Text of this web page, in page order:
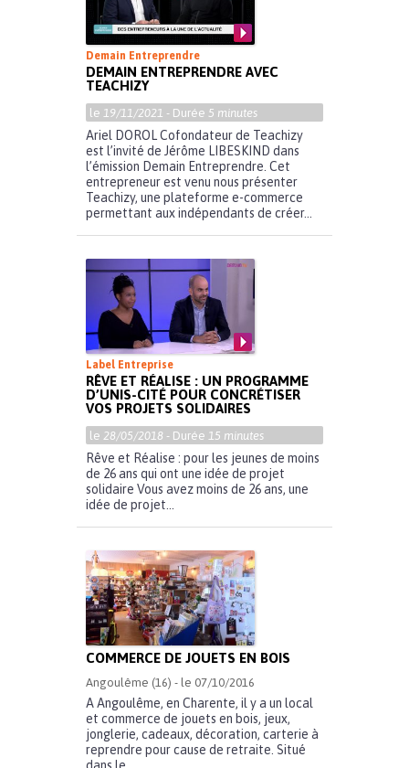
Demain Entreprendre
DEMAIN ENTREPRENDRE AVEC
TEACHIZY
le 19/11/2021 - Durée 5 minutes
Ariel DOROL Cofondateur de Teachizy
est l’invité de Jérôme LIBESKIND dans
l’émission Demain Entreprendre. Cet
entrepreneur est venu nous présenter
Teachizy, une plateforme e-commerce
permettant aux indépendants de créer...
Label Entreprise
RÊVE ET RÉALISE : UN PROGRAMME
D’UNIS-CITÉ POUR CONCRÉTISER
VOS PROJETS SOLIDAIRES
le 28/05/2018 - Durée 15 minutes
Rêve et Réalise : pour les jeunes de moins
de 26 ans qui ont une idée de projet
solidaire Vous avez moins de 26 ans, une
idée de projet...
COMMERCE DE JOUETS EN BOIS
Angoulême (16) - le 07/10/2016
A Angoulême, en Charente, il y a un local
et commerce de jouets en bois, jeux,
jonglerie, cadeaux, décoration, carterie à
reprendre pour cause de retraite. Situé